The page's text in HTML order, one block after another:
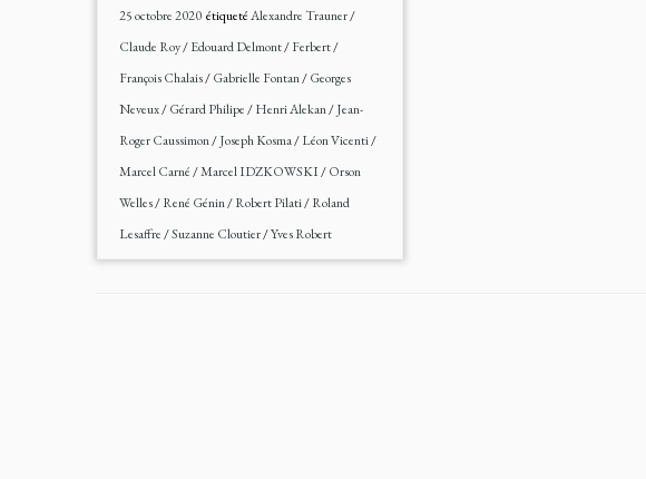
25 octobre 2020 étiquetéAlexandre Trauner/
Claude Roy/Edouard Delmont/Ferbert/
François Chalais/Gabrielle Fontan/Georges
Neveux/Gérard Philipe/Henri Alekan/Jean-
Roger Caussimon/Joseph Kosma/Léon Vicenti/
Marcel Carné/Marcel IDZKOWSKI/Orson
Welles/René Génin/Robert Pilati/Roland
Lesaffre/Suzanne Cloutier/Yves Robert